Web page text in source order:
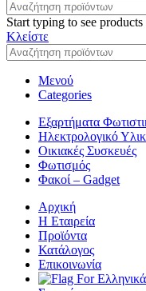
Start typing to see
Κλείστε
Μενού
Categories
Εξαρτήματα
Ηλεκτρολογικό
Οικιακές Συσκευές
Φωτισμός
Φακοί – Gadget
Αρχική
Η Εταιρεία
Προϊόντα
Κατάλογος
Επικοινωνία